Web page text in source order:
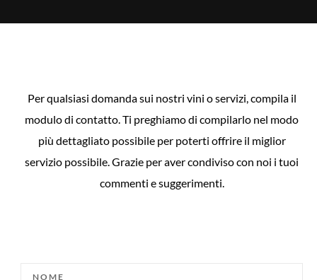
Per qualsiasi domanda sui nostri vini o servizi, compila il
modulo di contatto. Ti preghiamo di compilarlo nel modo
più dettagliato possibile per poterti offrire il miglior
servizio possibile. Grazie per aver condiviso con noi i tuoi
commenti e suggerimenti.